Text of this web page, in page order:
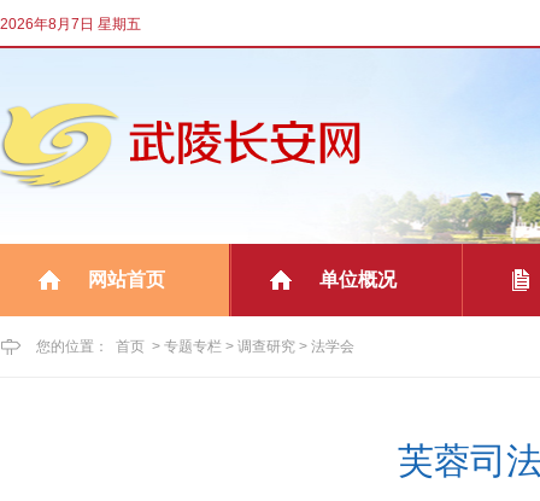
2026年8月7日 星期五
网站首页 单位概况
您的位置： 首页 > 专题专栏 > 调查研究 > 法学会
芙蓉司